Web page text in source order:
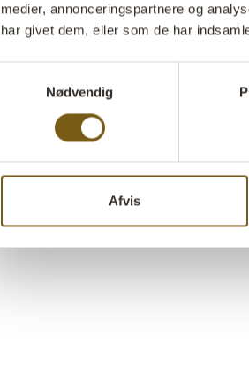
medier, annonceringspartnere og
har givet dem, eller som de har
Nødvendig
Afvis